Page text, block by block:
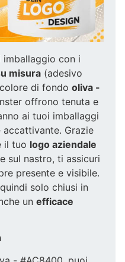
con i
misura (adesivo
di fondo oliva -
offrono tenuta e
ai tuoi imballaggi
Grazie
il tuo logo aziendale
sul nastro, ti assicuri
presente e visibile.
solo chiusi in
un efficace